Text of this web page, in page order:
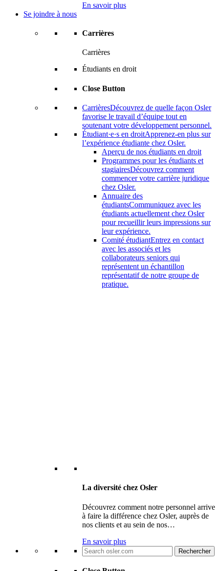
En savoir plus
Se joindre à nous
Carrières
Carrières
Étudiants en droit
Close Button
CarrièresDécouvrez de quelle façon Osler
favorise le travail d’équipe tout en
soutenant votre développement personnel.
Étudiant·e·s en droitApprenez-en plus sur
l’expérience étudiante chez Osler.
Aperçu de nos étudiants en droit
Programmes pour les étudiants et
stagiairesDécouvrez comment
commencer votre carrière juridique
chez Osler.
Annuaire des
étudiantsCommuniquez avec les
étudiants actuellement chez Osler
pour recueillir leurs impressions sur
leur expérience.
Comité étudiantEntrez en contact
avec les associés et les
collaborateurs seniors qui
représentent un échantillon
représentatif de notre groupe de
pratique.
La diversité chez Osler
Découvrez comment notre personnel arrive
à faire la différence chez Osler, auprès de
nos clients et au sein de nos…
En savoir plus
Search
for: